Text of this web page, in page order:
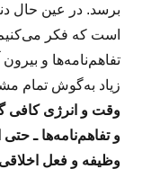
برسد. در عین حال
است که فکر می‌کنیم
تفاهم‌نامه‌ها و
زیاد به‌گوش تمام
وقت و انرژی کافی
و تفاهم‌نامه‌ها ـ
وظیفه و فعل